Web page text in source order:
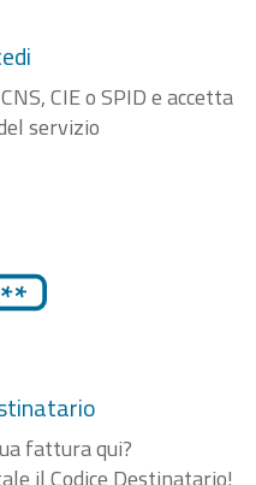
CIE o SPID e accetta
servizio
fattura qui?
il Codice Destinatario!